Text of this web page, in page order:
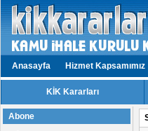
Anasayfa Hizmet Kapsamımız
KİK Kararları
Abone